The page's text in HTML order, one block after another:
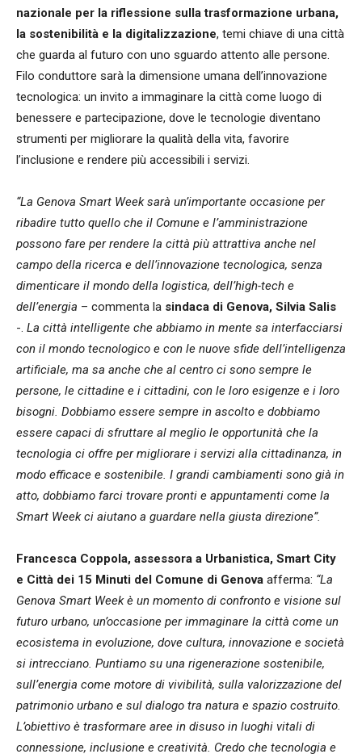
nazionale per la riflessione sulla trasformazione urbana,
la sostenibilità e la digitalizzazione, temi chiave di una città
che guarda al futuro con uno sguardo attento alle persone.
Filo conduttore sarà la dimensione umana dell’innovazione
tecnologica: un invito a immaginare la città come luogo di
benessere e partecipazione, dove le tecnologie diventano
strumenti per migliorare la qualità della vita, favorire
l’inclusione e rendere più accessibili i servizi.
“La Genova Smart Week sarà un’importante occasione per
ribadire tutto quello che il Comune e l’amministrazione
possono fare per rendere la città più attrattiva anche nel
campo della ricerca e dell’innovazione tecnologica, senza
dimenticare il mondo della logistica, dell’high-tech e
dell’energia – commenta la sindaca di Genova, Silvia Salis
-. La città intelligente che abbiamo in mente sa interfacciarsi
con il mondo tecnologico e con le nuove sfide dell’intelligenza
artificiale, ma sa anche che al centro ci sono sempre le
persone, le cittadine e i cittadini, con le loro esigenze e i loro
bisogni. Dobbiamo essere sempre in ascolto e dobbiamo
essere capaci di sfruttare al meglio le opportunità che la
tecnologia ci offre per migliorare i servizi alla cittadinanza, in
modo efficace e sostenibile. I grandi cambiamenti sono già in
atto, dobbiamo farci trovare pronti e appuntamenti come la
Smart Week ci aiutano a guardare nella giusta direzione”.
Francesca Coppola, assessora a Urbanistica, Smart City
e Città dei 15 Minuti del Comune di Genova afferma: “La
Genova Smart Week è un momento di confronto e visione sul
futuro urbano, un’occasione per immaginare la città come un
ecosistema in evoluzione, dove cultura, innovazione e società
si intrecciano. Puntiamo su una rigenerazione sostenibile,
sull’energia come motore di vivibilità, sulla valorizzazione del
patrimonio urbano e sul dialogo tra natura e spazio costruito.
L’obiettivo è trasformare aree in disuso in luoghi vitali di
connessione, inclusione e creatività. Credo che tecnologia e